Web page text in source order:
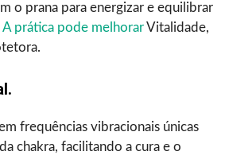
o prana para energizar e equilibrar
A prática pode melhorarVitalidade,
frequências vibracionais únicas
chakra, facilitando a cura e o